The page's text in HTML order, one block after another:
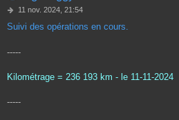
M
s
11 nov. 2024, 21:54
Suivi des opérations en cours.
-----
Kilométrage = 236 193 km - le 11-11-2024
-----